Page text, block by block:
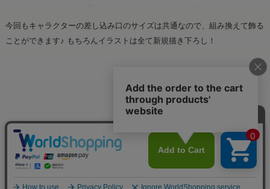
今回もキャラクターの差し込み口のサイズは共通なので、組み換えて飾る
ことができます♪ もちろんイラストは全て新規描き下ろし！